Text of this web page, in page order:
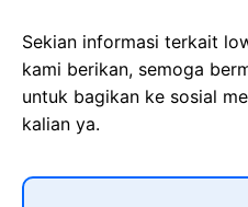
Sekian informasi terkait
kami berikan, semoga
untuk bagikan ke sosial
kalian ya.